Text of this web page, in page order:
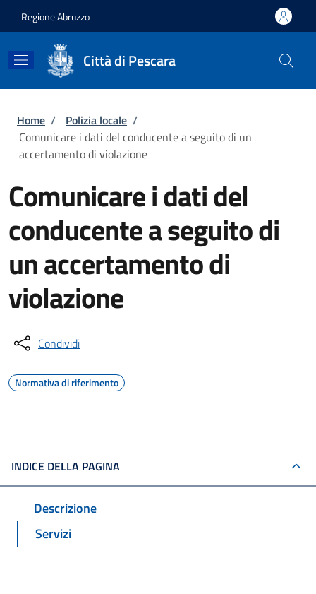
Regione Abruzzo
Città di Pescara
Briciole di pane
Home / Polizia locale /
Comunicare i dati del conducente a seguito di un
accertamento di violazione
Comunicare i dati del
conducente a seguito di
un accertamento di
violazione
Condividi
Normativa di riferimento
INDICE DELLA PAGINA
Descrizione
Servizi